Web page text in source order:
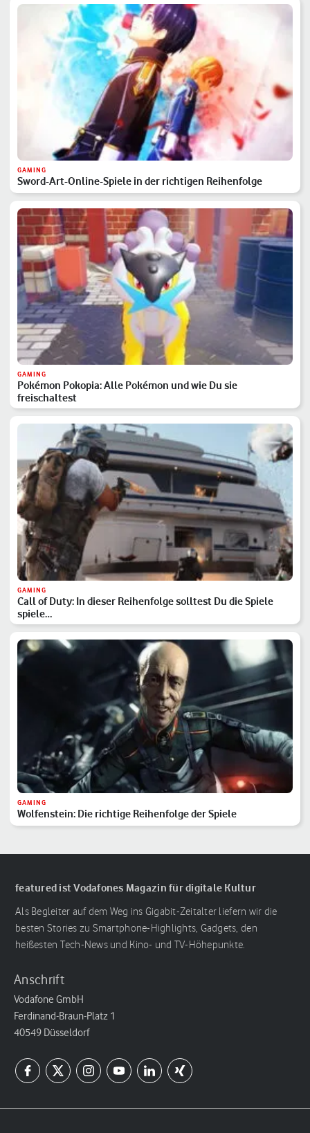
GAMING
Sword-Art-Online-Spiele in der richtigen Reihenfolge
GAMING
Pokémon Pokopia: Alle Pokémon und wie Du sie
freischaltest
GAMING
Call of Duty: In dieser Reihenfolge solltest Du die Spiele
spiele…
GAMING
Wolfenstein: Die richtige Reihenfolge der Spiele
featured ist Vodafones Magazin für digitale Kultur
Als Begleiter auf dem Weg ins Gigabit-Zeitalter liefern wir die
besten Stories zu Smartphone-Highlights, Gadgets, den
heißesten Tech-News und Kino- und TV-Höhepunkte.
Anschrift
Vodafone GmbH
Ferdinand-Braun-Platz 1
40549 Düsseldorf